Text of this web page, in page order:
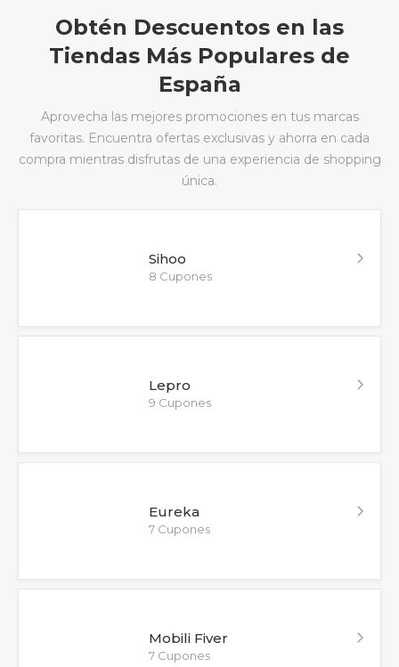
Obtén Descuentos en las
Tiendas Más Populares de
España
Aprovecha las mejores promociones en tus marcas
favoritas. Encuentra ofertas exclusivas y ahorra en cada
compra mientras disfrutas de una experiencia de shopping
única.
Sihoo
8 Cupones
Lepro
9 Cupones
Eureka
7 Cupones
Mobili Fiver
7 Cupones